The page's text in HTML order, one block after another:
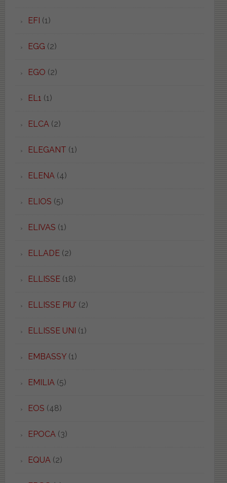
EFI (1)
EGG (2)
EGO (2)
EL1 (1)
ELCA (2)
ELEGANT (1)
ELENA (4)
ELIOS (5)
ELIVAS (1)
ELLADE(2)
ELLISSE(18)
ELLISSE PIU' (2)
ELLISSE UNI (1)
EMBASSY(1)
EMILIA (5)
EOS (48)
EPOCA (3)
EQUA (2)